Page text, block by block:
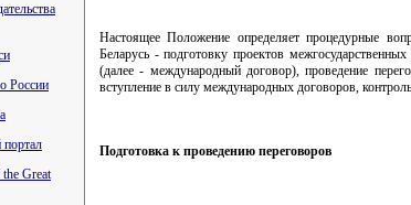
России
Great
Настоящее Положение определяет процедурные
Беларусь - подготовку проектов
(далее - международный договор), проведение
вступление в силу международных договоров,
Подготовка к проведению переговоров